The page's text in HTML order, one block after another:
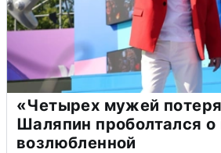
«Четырех мужей
Шаляпин проболтался о
возлюбленной